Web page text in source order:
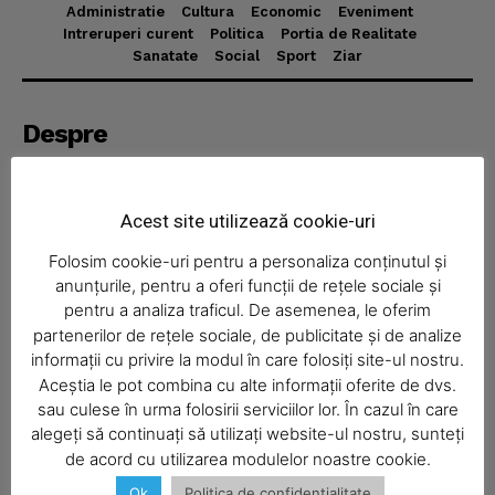
News Week
SUBSCRIBE NOW
Administratie Cultura Economic
Eveniment
Intreruperi curent
Politica
Portia de Realitate
Sanatate
Social Sport Ziar
Despre
verificate și reportaje locale.
Economic
Acasă
Economic
Politica
Acest site utilizează cookie-uri
Folosim cookie-uri pentru a personaliza conținutul și
anunțurile, pentru a oferi funcții de rețele sociale și
pentru a analiza traficul. De asemenea, le oferim
partenerilor de rețele sociale, de publicitate și de analize
informații cu privire la modul în care folosiți site-ul nostru.
Aceștia le pot combina cu alte informații oferite de dvs.
sau culese în urma folosirii serviciilor lor. În cazul în care
alegeți să continuați să utilizați website-ul nostru, sunteți
de acord cu utilizarea modulelor noastre cookie.